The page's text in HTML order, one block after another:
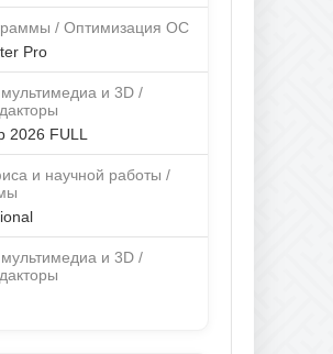
/ Оптимизация ОС
Pro
и 3D /
2026 FULL
и научной работы /
и 3D /